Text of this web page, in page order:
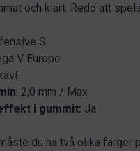
och klart. Redo att
S
V Europe
: 2,0 mm / Max
i gummit: Ja
du ha två olika färger